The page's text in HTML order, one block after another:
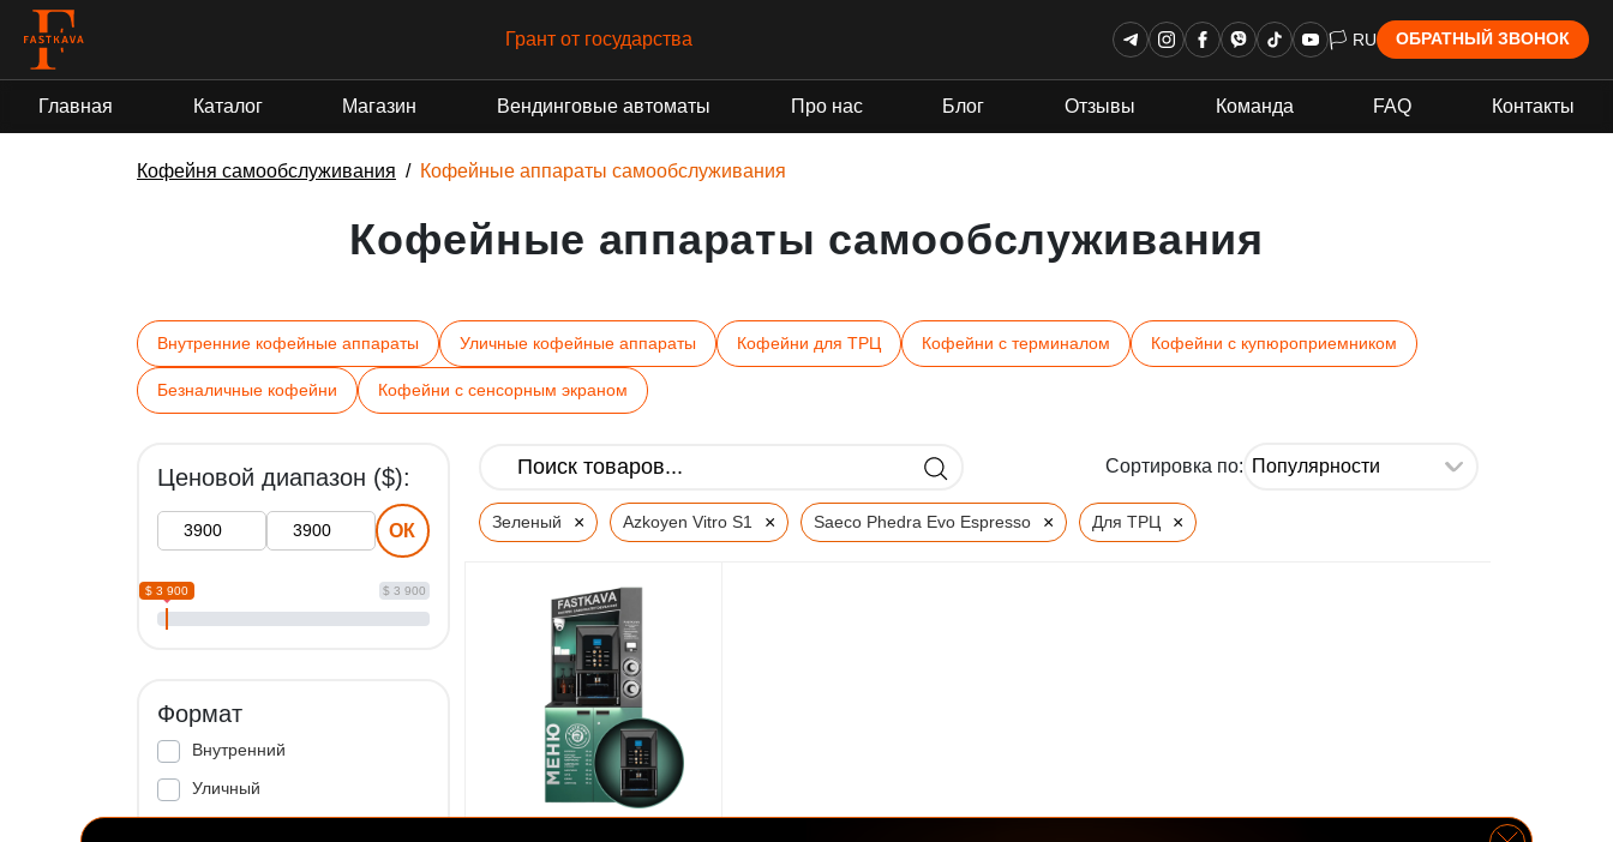
Грант от государства 🏳 RU ОБРАТНЫЙ ЗВОНОК
Главная Каталог Магазин Вендинговые автоматы Про нас Блог Отзывы Команда FAQ Контакты
Кофейня самообслуживания Кофейные аппараты самообслуживания
Кофейные аппараты самообслуживания
Внутренние кофейные аппараты Уличные кофейные аппараты Кофейни для ТРЦ Кофейни с терминалом Кофейни с купюроприемником
Безналичные кофейни Кофейни с сенсорным экраном
Ценовой диапазон ($):
ОК
$ 3 900
$ 3 900
Формат
Внутренний
Уличный
Сортировка по:
Зеленый × Azkoyen Vitro S1 × Saeco Phedra Evo Espresso × Для ТРЦ ×